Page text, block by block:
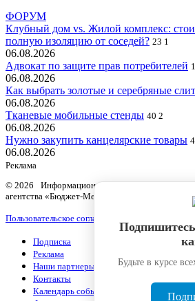
ФОРУМ
Клубный дом vs. Жилой комплекс:
полную изоляцию от соседей? 23 1
06.08.2026
Адвокат по защите прав потребителей
06.08.2026
Как выбрать золотые и серебряные
06.08.2026
Тканевые мобильные стенды 40 2
06.08.2026
Нужно закупить канцелярские товары
06.08.2026
Реклама
© 2026 Информационный продукт
агентства «Бюджет-Медиа»
Пользовательское соглашение
Подписка
Реклама
Наши партнеры
Контакты
Календарь событий
Будьте в курсе